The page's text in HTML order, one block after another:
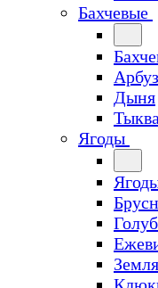
Бахчевые
Арбуз
Дыня
Тыква
Ягоды